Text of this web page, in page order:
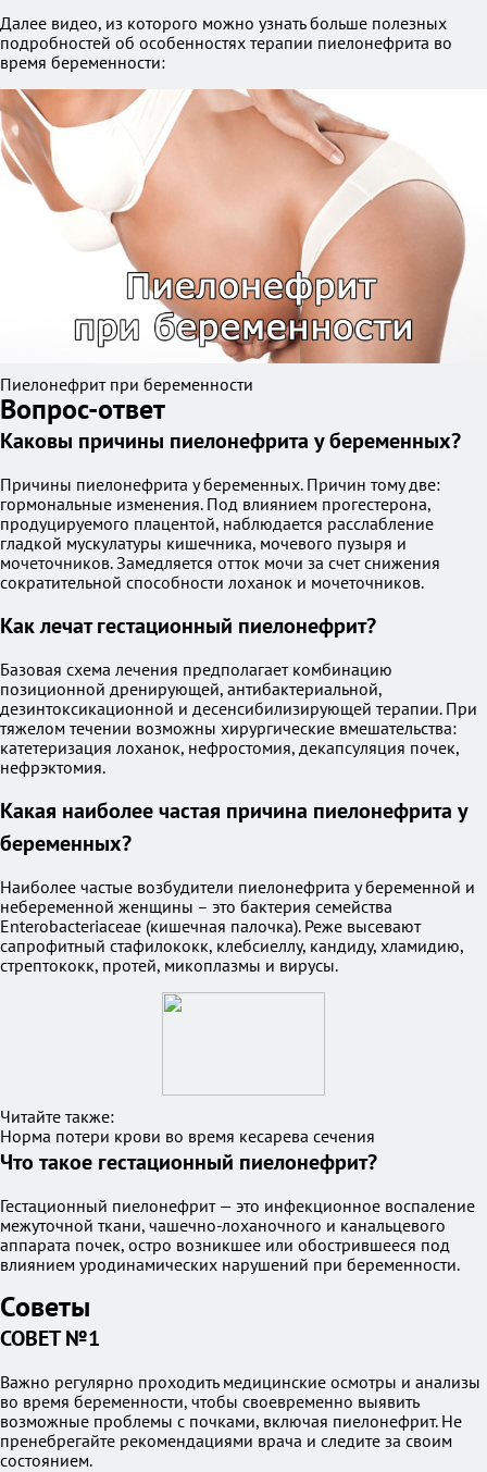
Далее видео, из которого можно узнать больше полезных
подробностей об особенностях терапии пиелонефрита во
время беременности:
Пиелонефрит при беременности
Вопрос-ответ
Каковы причины пиелонефрита у беременных?
Причины пиелонефрита у беременных. Причин тому две:
гормональные изменения. Под влиянием прогестерона,
продуцируемого плацентой, наблюдается расслабление
гладкой мускулатуры кишечника, мочевого пузыря и
мочеточников. Замедляется отток мочи за счет снижения
сократительной способности лоханок и мочеточников.
Как лечат гестационный пиелонефрит?
Базовая схема лечения предполагает комбинацию
позиционной дренирующей, антибактериальной,
дезинтоксикационной и десенсибилизирующей терапии. При
тяжелом течении возможны хирургические вмешательства:
катетеризация лоханок, нефростомия, декапсуляция почек,
нефрэктомия.
Какая наиболее частая причина пиелонефрита у
беременных?
Наиболее частые возбудители пиелонефрита у беременной и
небеременной женщины – это бактерия семейства
Enterobacteriaceae (кишечная палочка). Реже высевают
сапрофитный стафилококк, клебсиеллу, кандиду, хламидию,
стрептококк, протей, микоплазмы и вирусы.
Читайте также:
Норма потери крови во время кесарева сечения
Что такое гестационный пиелонефрит?
Гестационный пиелонефрит — это инфекционное воспаление
межуточной ткани, чашечно-лоханочного и канальцевого
аппарата почек, остро возникшее или обострившееся под
влиянием уродинамических нарушений при беременности.
Советы
СОВЕТ №1
Важно регулярно проходить медицинские осмотры и анализы
во время беременности, чтобы своевременно выявить
возможные проблемы с почками, включая пиелонефрит. Не
пренебрегайте рекомендациями врача и следите за своим
состоянием.